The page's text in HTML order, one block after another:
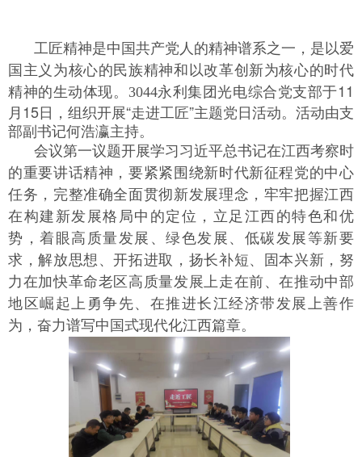
工匠精神是中国共产党人的精神谱系之一 ， 是以爱
国主义为核心的民族精神和以改革创新为核心的时代
精神的生动体现。3044永利集团光电综合党支部于11
月15日，组织开展“走进工匠”主题党日活动。活动由支
部副书记何浩瀛主持。
会议第一议题开展学习习近平总书记在江西考察时
的重要讲话精神，要紧紧围绕新时代新征程党的中心
任务，完整准确全面贯彻新发展理念，牢牢把握江西
在构建新发展格局中的定位，立足江西的特色和优
势，着眼高质量发展、绿色发展、低碳发展等新要
求，解放思想、开拓进取，扬长补短、固本兴新，努
力在加快革命老区高质量发展上走在前、在推动中部
地区崛起上勇争先、在推进长江经济带发展上善作
为，奋力谱写中国式现代化江西篇章。